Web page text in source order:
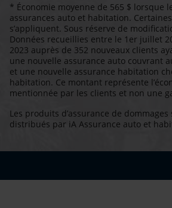
* Économie moyenne de 565 $ lorsque
assurances auto et habitation.
s’appliquent. Sous réserve de
Données recueillies entre le 1er juillet
2023 auprès de 352 nouveaux clients
une nouvelle assurance auto couvrant
et une nouvelle assurance habitation
habitation. Ce montant représente
mentionnée par les clients et non une
Les produits d’assurance de
distribués par iA Assurance auto et